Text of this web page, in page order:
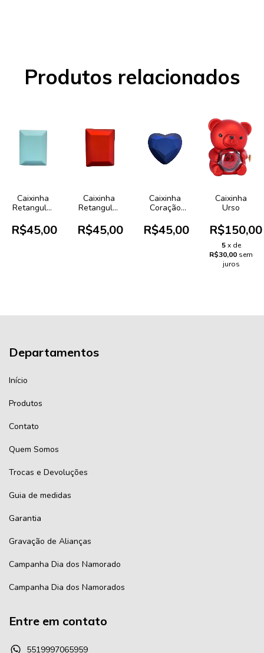
Produtos relacionados
Caixinha
Retangular
R$45,00
Caixinha
Retangular
Led
R$45,00
Caixinha
Coração
R$45,00
Caixinha
Urso
R$150,00
5 x de
R$30,00 sem
juros
Departamentos
Início
Produtos
Contato
Quem Somos
Trocas e Devoluções
Guia de medidas
Garantia
Gravação de Alianças
Campanha Dia dos Namorado
Campanha Dia dos Namorados
Entre em contato
5519997065959